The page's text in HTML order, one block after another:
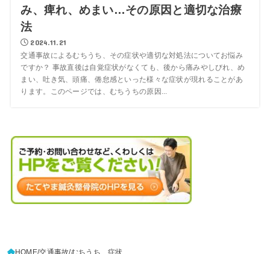
み、痺れ、めまい…その原因と適切な治療
法
2024.11.21
交通事故によるむちうち、その症状や適切な対処法についてお悩み
ですか？ 事故直後は自覚症状がなくても、後から痛みやしびれ、め
まい、吐き気、頭痛、倦怠感といった様々な症状が現れることがあ
ります。このページでは、むちうちの原因...
HOME 交通事故 むちうち 症状